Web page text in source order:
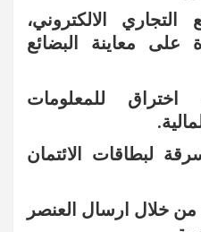
التجاري الالكتروني،
معاينة البضائع
اختراق للمعلومات
لبطاقات الائتمان
من خلال ارسال العنصر